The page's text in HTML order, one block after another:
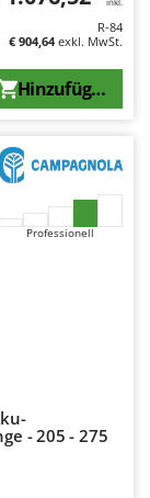
R-84
€ 904,64exkl. MwSt.
Hinzufügen
Professionell
- 205 - 275